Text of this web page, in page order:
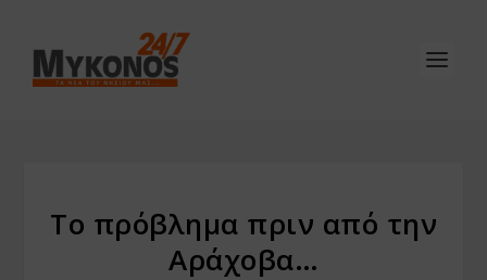
Το πρόβλημα πριν από την
Αράχοβα…